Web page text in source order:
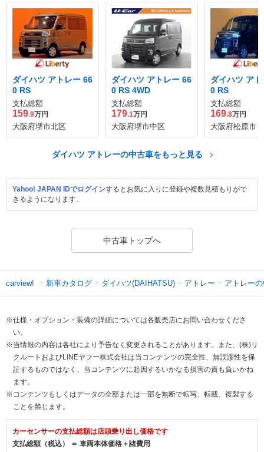
ダイハツ アトレー 66
0 RS
支払総額
159.9万円
大阪府堺市北区
ダイハツ アトレー 66
0 RS 4WD
支払総額
179.1万円
大阪府堺市中区
ダイハツ ア
0 RS
支払総額
169.8万円
大阪府松原市
ダイハツ アトレーの中古車をもっと見る
Yahoo! JAPAN IDでログインするとお気に入りに登録や複数見積もりがで
きるようになります。
中古車トップへ
carview! 新車カタログ ダイハツ(DAIHATSU) アトレー アトレー
※仕様・オプション・装備の詳細については各販売店にお問い合わせくださ
い。
※当情報の内容は各社により予告なく変更されることがあります。また、(株)リ
クルートおよびLINEヤフー株式会社は当コンテンツの完全性、無誤謬性を保
証するものではなく、当コンテンツに起因するいかなる損害の責も負いかね
ます。
※コンテンツもしくはデータの全部または一部を無断で転写、転載、複製する
ことを禁じます。
カーセンサーの支払総額は店頭乗り出し価格です
支払総額（税込） ＝ 車両本体価格＋諸費用